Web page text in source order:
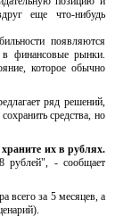
еще что-нибудь
появляются
в финансовые рынки.
которое обычно
ряд решений,
средства, но
их в рублях.
рублей", - сообщает
всего за 5 месяцев, а